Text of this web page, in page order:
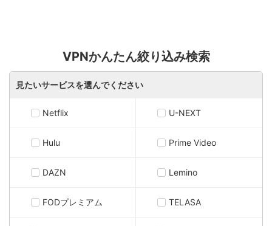
VPNかんたん絞り込み検索
見たいサービスを選んでください
Netflix U-NEXT
Hulu Prime Video
DAZN Lemino
FODプレミアム TELASA